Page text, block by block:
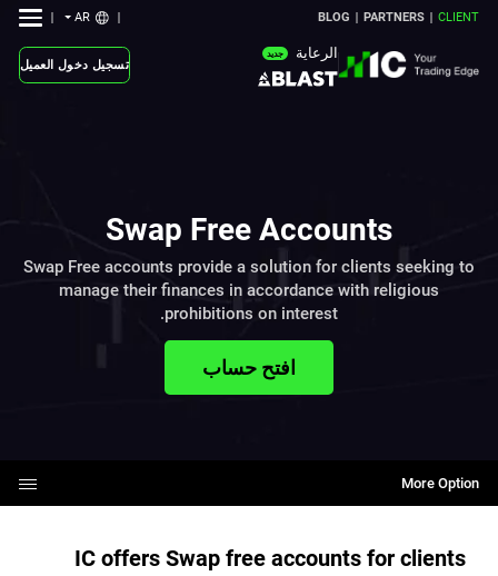
CLIENT
PARTNERS
BLOG
AR
الرعاية جديد
تسجيل دخول العميل
Swap Free Accounts
Swap Free accounts provide a solution for clients seeking to
manage their finances in accordance with religious
prohibitions on interest.
افتح حساب
More Option
IC offers Swap free accounts for clients